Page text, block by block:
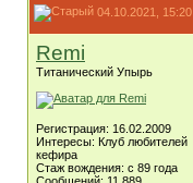
04.10.2021, 15:20
Remi
Титанический Упырь
Регистрация: 16.02.2009
Интересы: Клуб любителей
кефира
Стаж вождения: с 89 года